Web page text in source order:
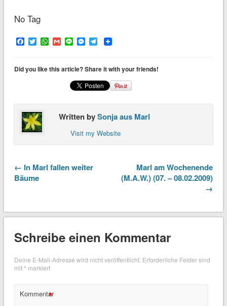
No Tag
Facebook
TwitterWhatsApp
Gmail
LineMessenger
Telegram
Did you like this article? Share it with your friends!
Written bySonja aus Marl
Visit my Website
← In Marl fallen weiter
Bäume
Marl am Wochenende
(M.A.W.) (07. – 08.02.2009)
→
Schreibe einen Kommentar
Deine E-Mail-Adresse wird nicht veröffentlicht. Erforderliche Felder sind
mit* markiert
Kommentar
*